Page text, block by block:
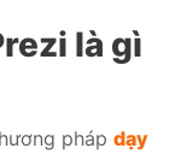
là gì
pháp dạy